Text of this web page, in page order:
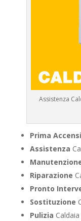
Assistenza
Prima
Assistenza
Riparazione
Pronto
Sostituzione
Pulizia